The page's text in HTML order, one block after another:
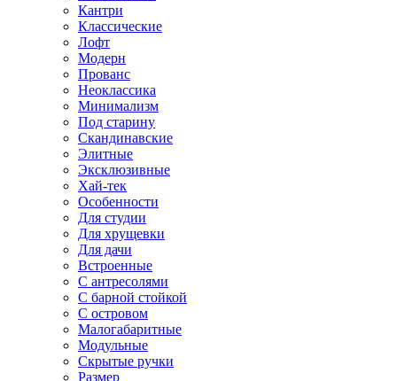
Кантри
Классические
Лофт
Модерн
Прованс
Неоклассика
Минимализм
Под старину
Скандинавские
Элитные
Эксклюзивные
Хай-тек
Особенности
Для студии
Для хрущевки
Для дачи
Встроенные
С антресолями
С барной стойкой
С островом
Малогабаритные
Модульные
Скрытые ручки
Размер